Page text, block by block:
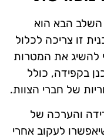
השלב הבא הוא
זו צריכה לכלול
להשיג את המטרות
בקפידה, כולל
של חברי הצוות.
והערכה של
לעקוב אחרי